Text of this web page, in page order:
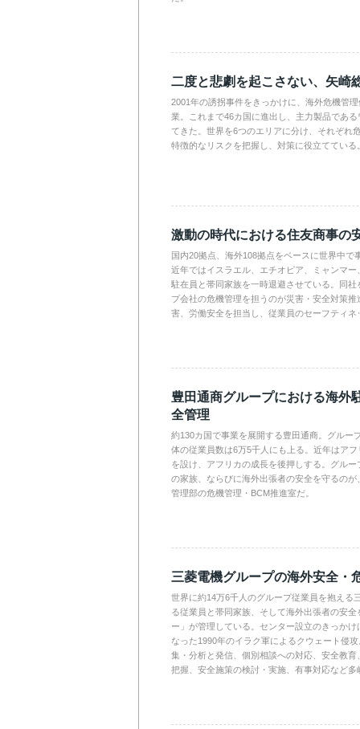
二度と悲劇を起こさない、矢崎
2001年の誘拐事件をきっかけに、海外危機管
業。これまで46カ国に進出し、主力製品であ
てきた。世界を6つのエリアに分け、それぞれ
特徴的なリスクを把握し、対策に役立てている
激動の時代における住友商事の
国内20拠点、海外108拠点をベースに世界中で
近年ではイスラエル、エチオピア、ミャンマ
駐在員と帯同家族を一時退避させている。同
プ会社の危機管理を担うのが災害・安全対策
害、労働安全を担当し、従業員のセーフティ
豊田通商グループにおける海外
全管理
約130カ国で事業を展開する豊田通商。グルー
体の従業員数は6万5千人にも上る。近年はア
を設け、アフリカの成長を後押しする。グル
の家族、ならびに海外出張者の安全を守るの
管理部の危機管理・BCM推進室だ。
三菱電機グループの海外安全・
世界に約14万6千人のグループ従業員を抱える
る従業員と帯同家族、そして海外出張者の安
ー」が管理している。センター設立のきっか
なった1990年のイラク軍によるクウェート侵
集・分析と発信、個別相談への対応、安全教
把握、安全施策の検討・実施、有事対応など多